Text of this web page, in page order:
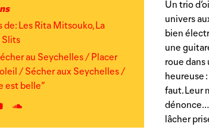
de: Les Rita Mitsouko, La
Slits
au Seychelles / Placer
/ Sécher aux Seychelles /
est belle”
Autre
lien
Un trio
univers
bien
une
roue
heureuse
faut. Leur
dénonce…
lâcher